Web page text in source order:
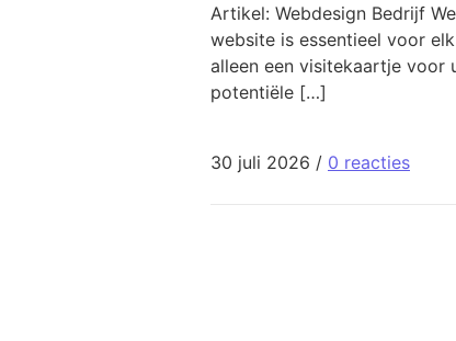
Artikel: Webdesign Bedrijf
website is essentieel voor
alleen een visitekaartje voor
potentiële […]
30 juli 2026 / 0 reacties